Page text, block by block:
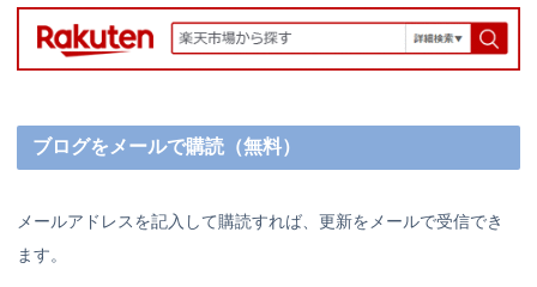
ブログをメールで購読（無料）
メールアドレスを記入して購読すれば、更新をメールで受信でき
ます。